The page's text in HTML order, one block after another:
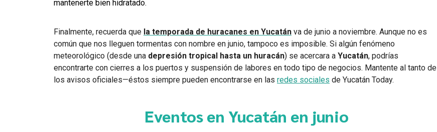
mantenerte bien hidratado.
Finalmente, recuerda que la temporada de huracanes en Yucatán va de junio a noviembre. Aunque no es
común que nos lleguen tormentas con nombre en junio, tampoco es imposible. Si algún fenómeno
meteorológico (desde una depresión tropical hasta un huracán) se acercara a Yucatán, podrías
encontrarte con cierres a los puertos y suspensión de labores en todo tipo de negocios. Mantente al tanto de
los avisos oficiales—éstos siempre pueden encontrarse en las redes sociales de Yucatán Today.
Eventos en Yucatán en junio